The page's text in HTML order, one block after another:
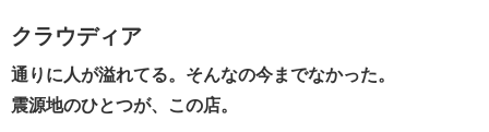
クラウディア
通りに人が溢れてる。そんなの今までなかった。
震源地のひとつが、この店。